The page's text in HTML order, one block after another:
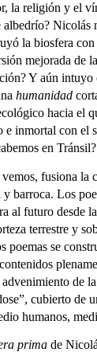
la religión y el
Nicolás
la biosfera
mejorada de
Y aún
humanidad
hacia el
e inmortal con el
en Tránsil?
fusiona la
y barroca. Los
al futuro desde
terrestre y
poemas se
de
cubierto de
humanos,
prima de